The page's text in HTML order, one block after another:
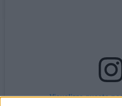
Visualizza questo